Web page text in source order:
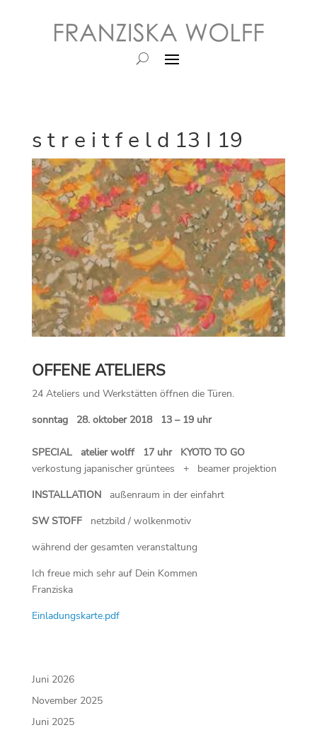
s t r e i t f e l d 13 I 19
OFFENE ATELIERS
24 Ateliers und Werkstätten öffnen die Türen.
sonntag 28. oktober 2018 13 – 19 uhr
SPECIAL atelier wolff 17 uhr
KYOTO TO GO
verkostung japanischer grüntees + beamer projektion
INSTALLATIONaußenraum in der einfahrt
SW STOFF netzbild / wolkenmotiv
während der gesamten veranstaltung
Ich freue mich sehr auf Dein Kommen
Franziska
Einladungskarte.pdf
Juni 2026
November 2025
Juni 2025